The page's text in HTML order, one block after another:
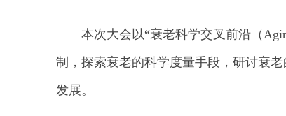
本次大会以“衰老科学交叉前沿（
制，探索衰老的科学度量手段，研讨衰
发展。